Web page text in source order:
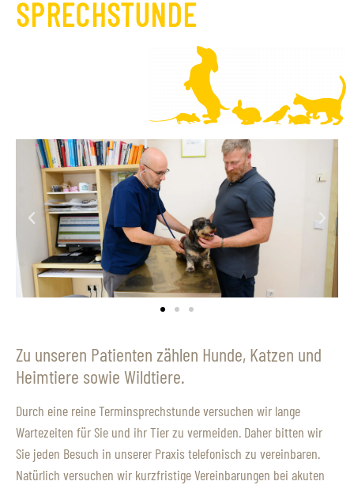
SPRECHSTUNDE
Zu unseren Patienten zählen Hunde, Katzen und
Heimtiere sowie Wildtiere.
Durch eine reine Terminsprechstunde versuchen wir lange
Wartezeiten für Sie und ihr Tier zu vermeiden. Daher bitten wir
Sie jeden Besuch in unserer Praxis telefonisch zu vereinbaren.
Natürlich versuchen wir kurzfristige Vereinbarungen bei akuten